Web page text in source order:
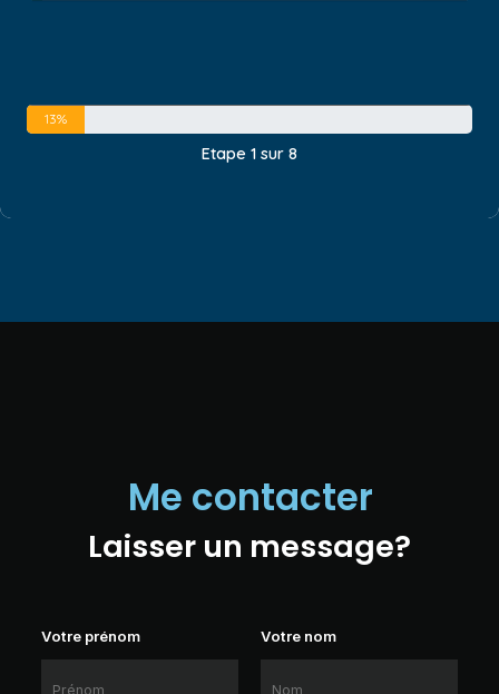
Me contacter
Laisser un message?
Votre prénom Votre nom